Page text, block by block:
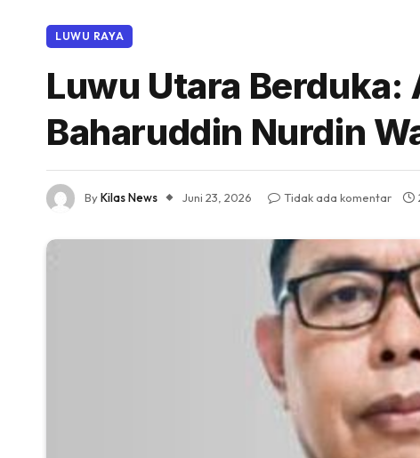
LUWU RAYA
Luwu Utara
Baharuddin Nurdin
ByKilas News Juni 23, 2026 Tidak ada komentar